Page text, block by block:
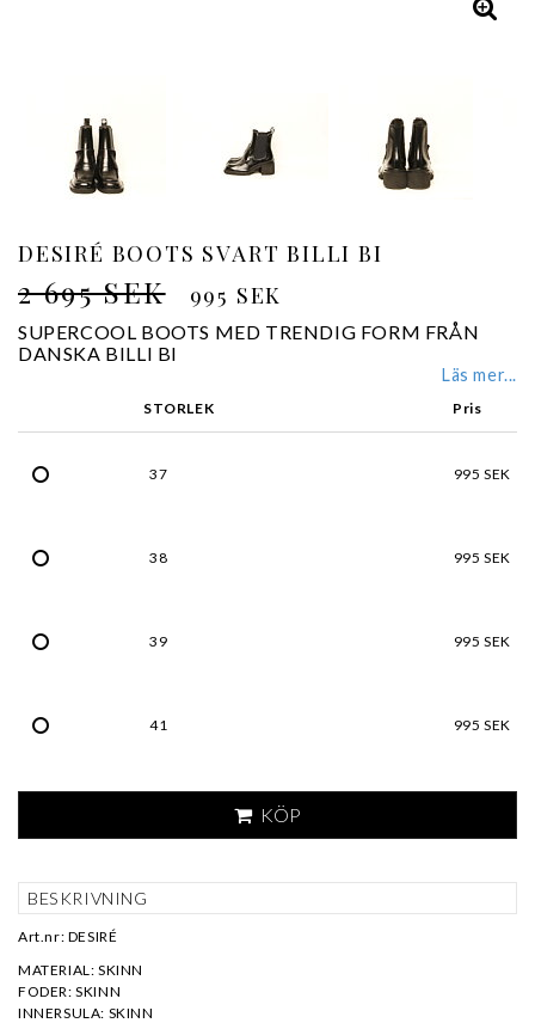
DESIRÉ BOOTS SVART BILLI BI
2 695 SEK 995 SEK
SUPERCOOL BOOTS MED TRENDIG FORM FRÅN
DANSKA BILLI BI
Läs mer...
STORLEK Pris
37 995 SEK
38 995 SEK
39 995 SEK
41 995 SEK
KÖP
BESKRIVNING
Art.nr: DESIRÉ
MATERIAL: SKINN
FODER: SKINN
INNERSULA: SKINN